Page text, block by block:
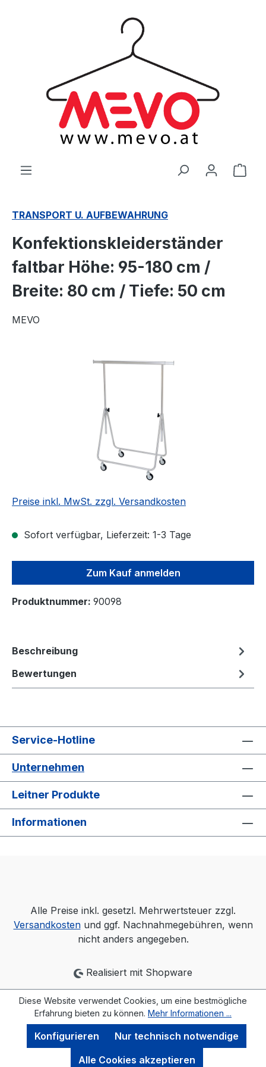
TRANSPORT U. AUFBEWAHRUNG
Konfektionskleiderständer
faltbar Höhe: 95-180 cm /
Breite: 80 cm / Tiefe: 50 cm
MEVO
Bildergalerie überspringen
Preise inkl. MwSt. zzgl. Versandkosten
Sofort verfügbar, Lieferzeit: 1-3 Tage
Zum Kauf anmelden
Produktnummer: 90098
Beschreibung
Bewertungen
Service-Hotline
Unternehmen
Leitner Produkte
Informationen
Alle Preise inkl. gesetzl. Mehrwertsteuer zzgl.
Versandkostenund ggf. Nachnahmegebühren, wenn
nicht anders angegeben.
Realisiert mit Shopware
Diese Website verwendet Cookies, um eine bestmögliche
Erfahrung bieten zu können. Mehr Informationen ...
Nur technisch notwendige
Konfigurieren
Alle Cookies akzeptieren